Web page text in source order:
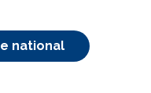
national